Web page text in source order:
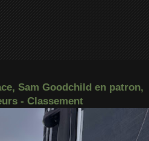
Sam Goodchild en patron,
- Classement